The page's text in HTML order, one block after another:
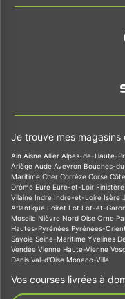
Je trouve mes magasins
Ain Aisne Allier Alpes-de-Haute-
Ariège Aude Aveyron Bouches-
Maritime Cher Corrèze Corse
Drôme Eure Eure-et-Loir Finistère
Vilaine Indre Indre-et-Loire Isère
Atlantique Loiret Lot Lot-et-
Moselle Nièvre Nord Oise Orne
Hautes-Pyrénées Pyrénées-
Savoie Seine-Maritime Yvelines
Vendée Vienne Haute-Vienne
Denis Val-d'Oise Monaco-Ville
Vos courses livrées à